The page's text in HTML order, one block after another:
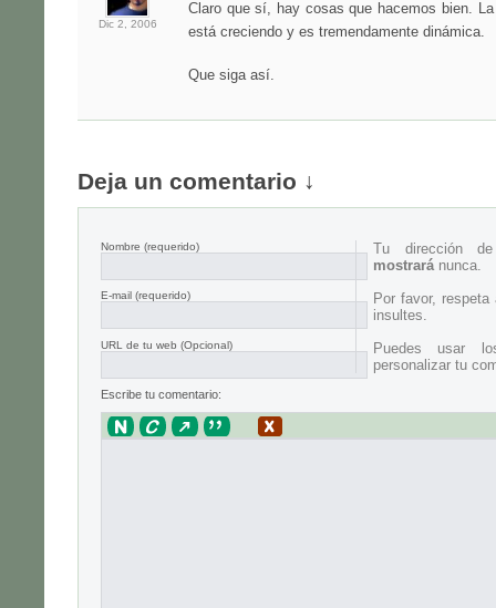
Dic 2, 2006
Claro que sí, hay cosas que hacemos bien.
está creciendo y es tremendamente dinámica.
Que siga así.
Deja un comentario ↓
Nombre (requerido)
E-mail (requerido)
URL de tu web (Opcional)
Tu dirección
mostrará nunca.
Por favor,
insultes.
Puedes usar
personalizar tu
Escribe tu comentario: